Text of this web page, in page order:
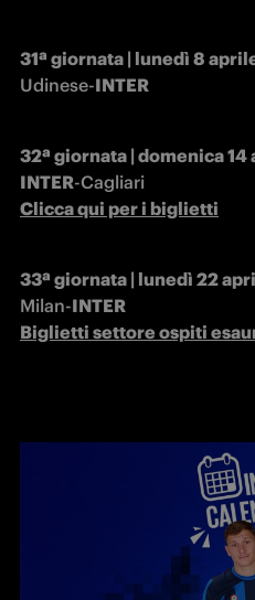
Udinese-INTER
32ª giornata | domenica
INTER-Cagliari
Clicca qui per i biglietti
Milan-
Biglietti settore ospiti